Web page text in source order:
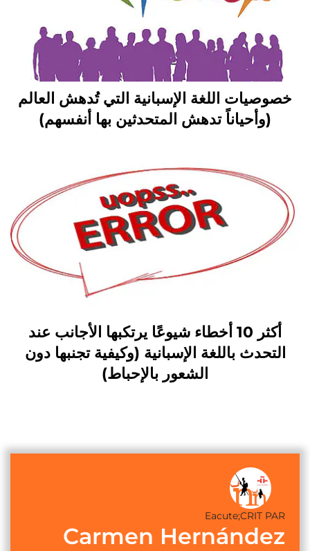
خصوصيات اللغة الإسبانية التي تُدهش العالم
(وأحياناً تدهش المتحدثين بها أنفسهم)
أكثر 10 أخطاء شيوعًا يرتكبها الأجانب عند
التحدث باللغة الإسبانية (وكيفية تجنبها دون
الشعور بالإحباط)
Eacute;CRIT PAR
Carmen Hernández